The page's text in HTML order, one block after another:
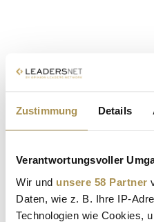
Zustimmung Details
Verantwortungsvoller
Wir und unsere 58 Partner
Daten, wie z. B. Ihre IP-
Technologien wie Cookies,